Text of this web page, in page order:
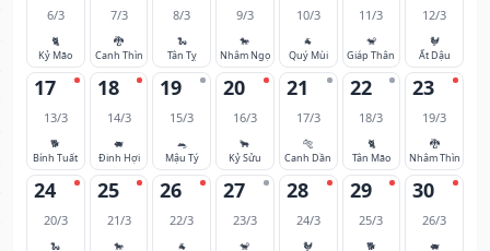
6/3
🐈
Kỷ Mão
7/3
🐉
Canh Thìn
8/3
🐍
Tân Tỵ
9/3
🐎
Nhâm Ngọ
10/3
🐐
Quý Mùi
11/3
🐒
Giáp Thân
12/3
🐓
Ất Dậu
17
13/3
🐕
Bính Tuất
18
14/3
🐖
Đinh Hợi
19
15/3
🐀
Mậu Tý
20
16/3
🐂
Kỷ Sửu
21
17/3
🐅
Canh Dần
22
18/3
🐈
Tân Mão
23
19/3
🐉
Nhâm Thìn
24
20/3
🐍
25
21/3
🐎
26
22/3
🐐
27
23/3
🐒
28
24/3
🐓
29
25/3
🐕
30
26/3
🐖